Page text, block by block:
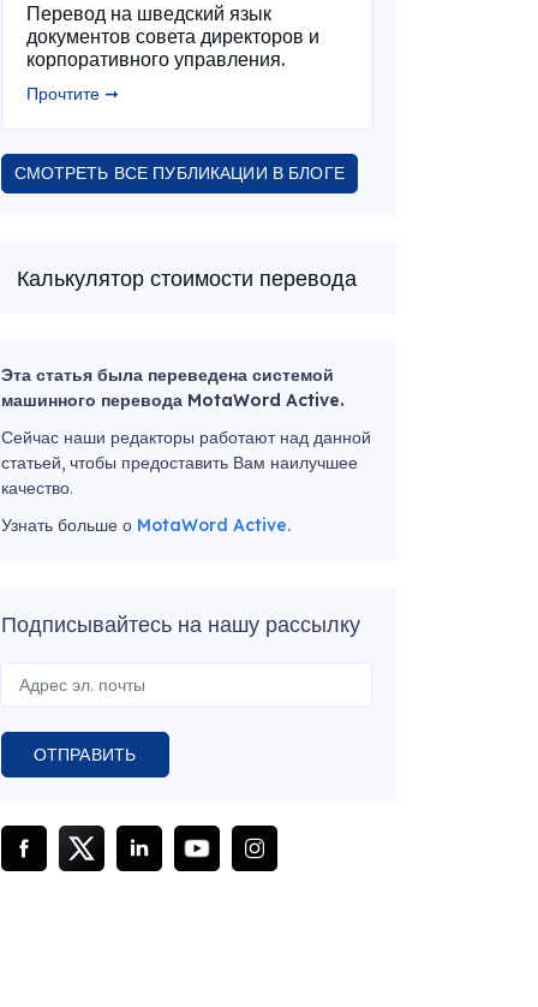
Перевод на шведский язык
документов совета директоров и
корпоративного управления.
Прочтите ➞
СМОТРЕТЬ ВСЕ ПУБЛИКАЦИИ В БЛОГЕ
Калькулятор стоимости перевода
Эта статья была переведена системой
машинного перевода MotaWord Active.
Сейчас наши редакторы работают над данной
статьей, чтобы предоставить Вам наилучшее
качество.
Узнать больше о MotaWord Active.
Подписывайтесь на нашу рассылку
ОТПРАВИТЬ